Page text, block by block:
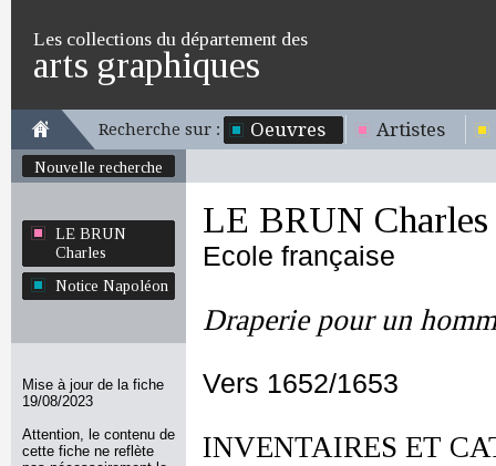
Les collections du département des
arts graphiques
Recherche sur : Oeuvres Artistes
Nouvelle recherche
LE BRUN
Charles
Notice Napoléon
Mise à jour de la fiche
19/08/2023
Attention, le contenu de
cette fiche ne reflète
LE BRUN Charles
Ecole française
Draperie pour un
Vers 1652/1653
INVENTAIRES ET